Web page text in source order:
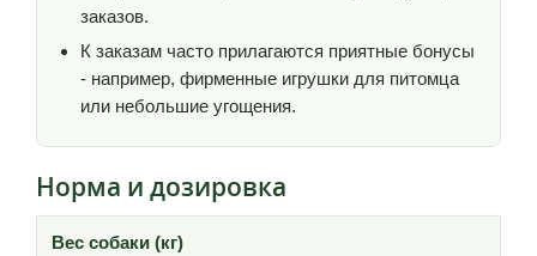
заказов.
К заказам часто прилагаются приятные бонусы
- например, фирменные игрушки для питомца
или небольшие угощения.
Норма и дозировка
Вес собаки (кг)